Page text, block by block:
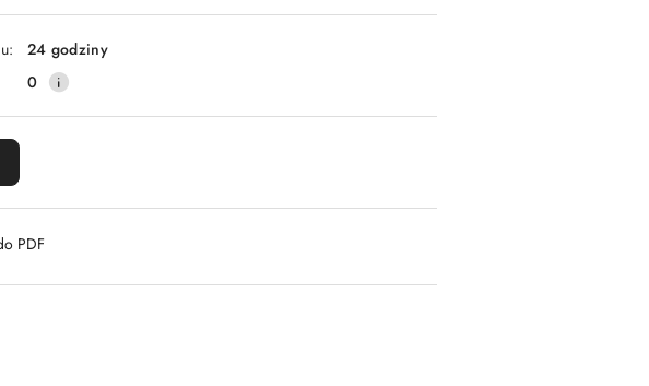
Wyślij
24 godziny
0
PDF